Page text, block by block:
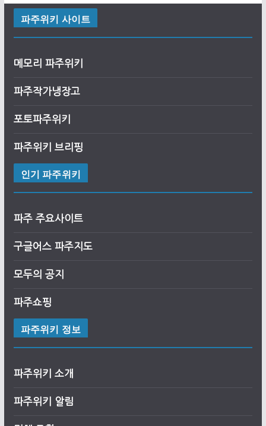
파주위키 사이트
메모리 파주위키
파주작가냉장고
포토파주위키
파주위키 브리핑
인기 파주위키
파주 주요사이트
구글어스 파주지도
모두의 공지
파주쇼핑
파주위키 정보
파주위키 소개
파주위키 알림